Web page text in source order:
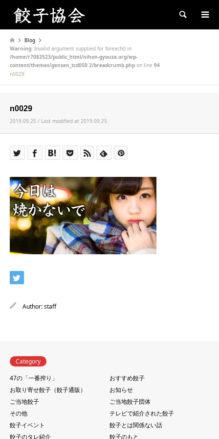
Search
Blog
Warning: Invalid argument supplied for foreach() in
/home/r7082523/public_html/nihon-gyouza.org/wp-
content/themes/gensen_tcd050 2/breadcrumb.php on line 94
n0029
n0029
2019.09.25 / Last modified at 2019.09.25
Author:staff
Category
47の「一番搾り」
おすすめ餃子
お取り寄せ餃子（餃子通販）
お知らせ
ご当地餃子
ご当地餃子団体
その他
テレビで紹介された餃子
餃子イベント
餃子とは関係ない話
餃子のタレ紹介
餃子のもと